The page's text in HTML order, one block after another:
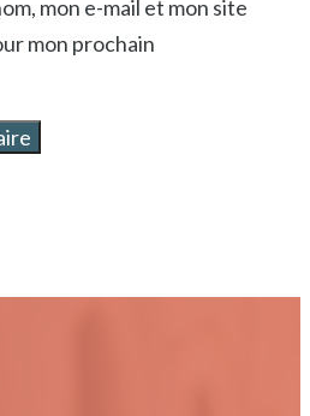
mon e-mail et mon site
mon prochain